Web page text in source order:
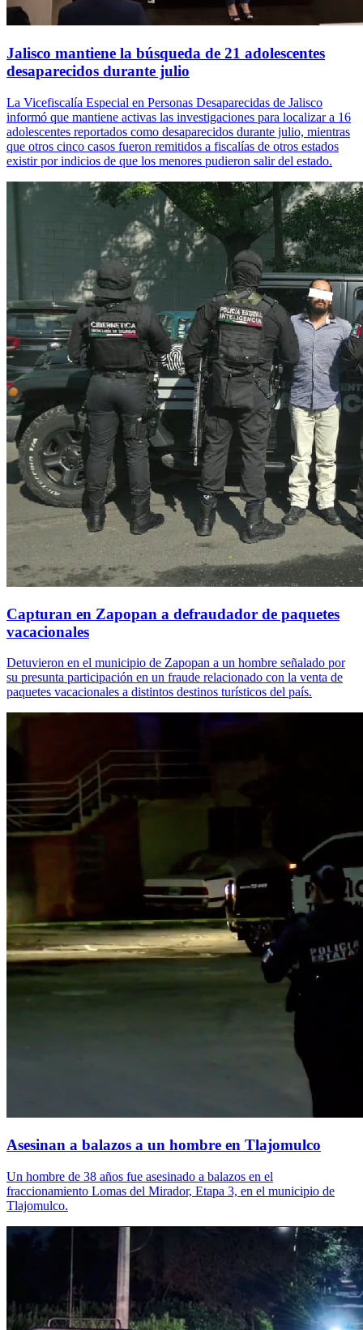
Jalisco mantiene la búsqueda de 21 adolescentes
desaparecidos durante julio
La Vicefiscalía Especial en Personas Desaparecidas de Jalisco
informó que mantiene activas las investigaciones para localizar a 16
adolescentes reportados como desaparecidos durante julio, mientras
que otros cinco casos fueron remitidos a fiscalías de otros estados
existir por indicios de que los menores pudieron salir del estado.
Capturan en Zapopan a defraudador de paquetes
vacacionales
Detuvieron en el municipio de Zapopan a un hombre señalado por
su presunta participación en un fraude relacionado con la venta de
paquetes vacacionales a distintos destinos turísticos del país.
Asesinan a balazos a un hombre en Tlajomulco
Un hombre de 38 años fue asesinado a balazos en el
fraccionamiento Lomas del Mirador, Etapa 3, en el municipio de
Tlajomulco.